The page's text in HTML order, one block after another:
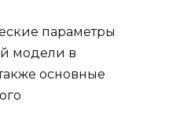
параметры
модели в
основные